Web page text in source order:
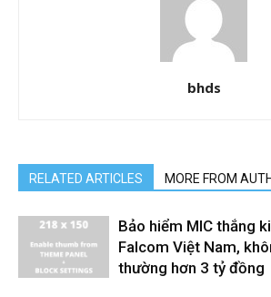
bhds
RELATED ARTICLES MORE FROM
Bảo hiểm MIC thắng
Falcom Việt Nam,
thường hơn 3 tỷ đồng